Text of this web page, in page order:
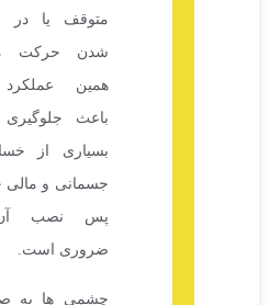
متوقف یا در جهت باز
شدن حرکت می کند.
همین عملکرد چشمی
باعث جلوگیری از بروز
بسیاری از خسارت های
جسمانی و مالی خواهد شد
پس نصب آن بسیار
چشمی ها به صورت یک